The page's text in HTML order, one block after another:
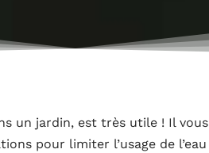
un jardin, est très utile ! Il vous
pour limiter l’usage de l’eau